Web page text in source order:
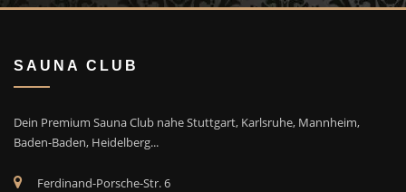
SAUNA CLUB
Dein Premium Sauna Club nahe Stuttgart, Karlsruhe, Mannheim,
Baden-Baden, Heidelberg...
Ferdinand-Porsche-Str. 6